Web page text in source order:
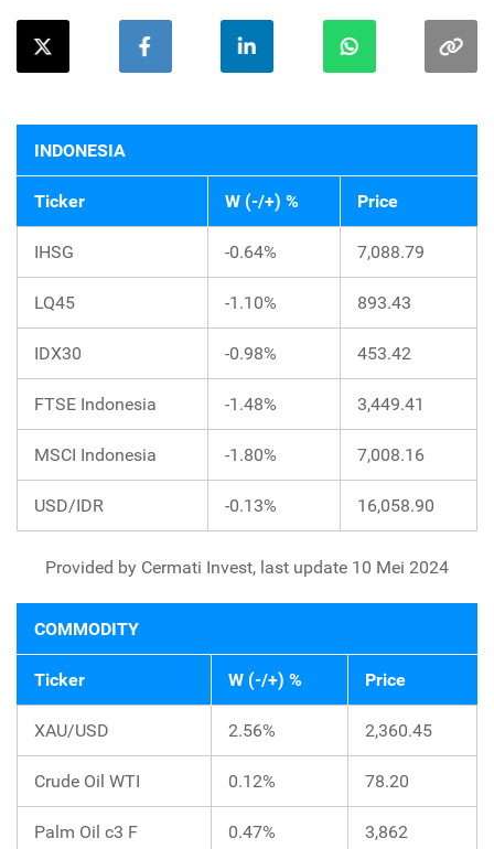
INDONESIA
Ticker W (-/+) % Price
IHSG -0.64% 7,088.79
LQ45 -1.10% 893.43
IDX30 -0.98% 453.42
FTSE Indonesia -1.48% 3,449.41
MSCI Indonesia -1.80% 7,008.16
USD/IDR -0.13% 16,058.90
Provided by Cermati Invest, last update 10 Mei 2024
COMMODITY
Ticker W (-/+) % Price
XAU/USD 2.56% 2,360.45
Crude Oil WTI 0.12% 78.20
Palm Oil c3 F 0.47% 3,862